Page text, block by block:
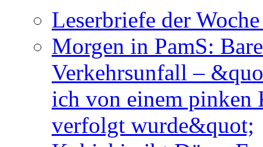
Leserbriefe der
Morgen in PamS:
Verkehrsunfall –
ich von einem pinken
verfolgt wurde&quot;